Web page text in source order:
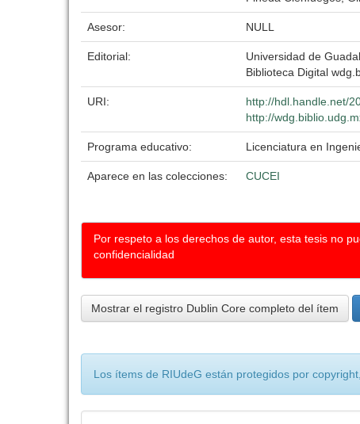
Asesor: NULL
Editorial:
Universidad de
Biblioteca Digital
URI:
http://hdl.handle.net/
http://
Programa educativo: Licenciatura en
Aparece en las colecciones: CUCEI
Por respeto a los derechos de autor, esta tesis no
confidencialidad
Mostrar el registro Dublin Core completo del ítem
Los ítems de RIUdeG están protegidos por